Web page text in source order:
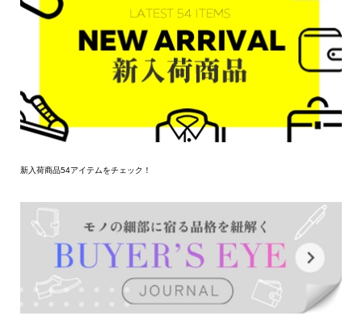
新入荷商品54アイテムをチェック！